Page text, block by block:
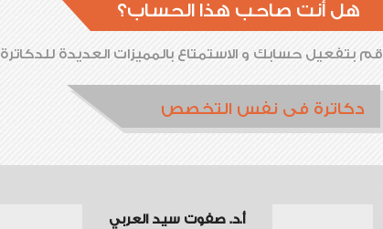
هل أنت صاحب هذا الحساب؟
قم بتفعيل حسابك و الاستمتاع بالمميزات العديدة للدكاترة
دكاترة فى نفس التخصص
أ.د. صفوت سيد العربي